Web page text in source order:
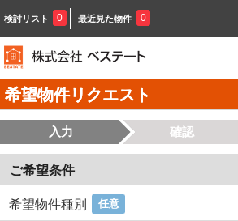
検討リスト 0 最近見た物件 0
希望物件リクエスト
入力 確認
ご希望条件
希望物件種別 任意